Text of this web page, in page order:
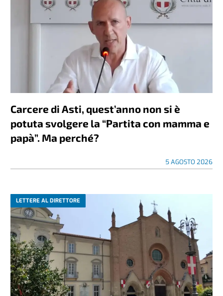
Carcere di Asti, quest’anno non si è
potuta svolgere la “Partita con mamma e
papà”. Ma perché?
5 AGOSTO 2026
LETTERE AL DIRETTORE